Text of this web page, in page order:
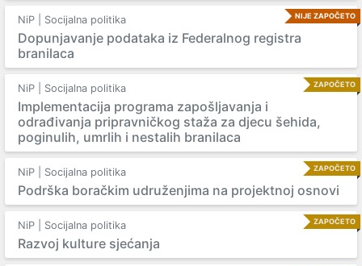
NIJE ZAPOČETO
NiP | Socijalna politika
Dopunjavanje podataka iz Federalnog registra
branilaca
ZAPOČETO
NiP | Socijalna politika
Implementacija programa zapošljavanja i
odrađivanja pripravničkog staža za djecu šehida,
poginulih, umrlih i nestalih branilaca
ZAPOČETO
NiP | Socijalna politika
Podrška boračkim udruženjima na projektnoj osnovi
ZAPOČETO
NiP | Socijalna politika
Razvoj kulture sjećanja